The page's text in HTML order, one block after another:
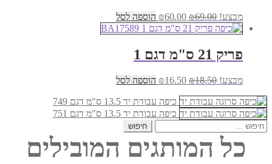
מבצע! ₪69.00
המחיר
המקורי
היה:
₪69.00.
₪60.00
המחיר
הנוכחי
הוא:
₪60.00.
הוספה לסל
פריק 21 ס"מ דגם 1
מבצע! ₪18.50
המחיר
היה:
₪18.50.
₪16.50
המחיר
הוא:
₪16.50.
הוספה לסל
כיפה עבודת יד 13.5 ס"מ דגם 749
כיפה עבודת יד 13.5 ס"מ דגם 751
חיפוש:
כל המותגים המובילים